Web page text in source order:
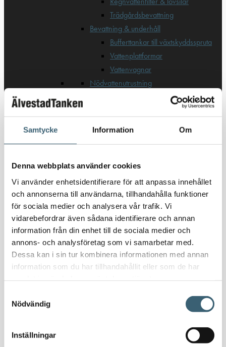
Samtycke Information Om
Denna webbplats använder cookies
Vi använder enhetsidentifierare för att anpassa innehållet
och annonserna till användarna, tillhandahålla funktioner
för sociala medier och analysera vår trafik. Vi
vidarebefordrar även sådana identifierare och annan
information från din enhet till de sociala medier och
annons- och analysföretag som vi samarbetar med.
Dessa kan i sin tur kombinera informationen med annan
information som du har tillhandahållit eller som de har
Nödvändig
Inställningar
Trädgårdsbevattning
Bevattning & underhåll
Bufferttankar till växtskyddsspruta
Vattenplattformar
Vattenvagnar
Nödvattenutrustning
Oljeavskiljare & Fettavskiljare
Specialsvetsade lagringstankar
Ståltankar för lagring, transport &
AdBlue
AdBluetankar
AdBlue transporttankar
AdBluepumpar & tillbehör
Diesel
Transporttankar Diesel
Dieselpumpar & tillbehör
Dieseltankar 1200-9000 liter